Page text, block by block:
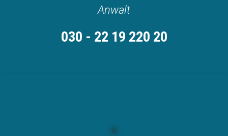
Anwalt
030 - 22 19 220 20